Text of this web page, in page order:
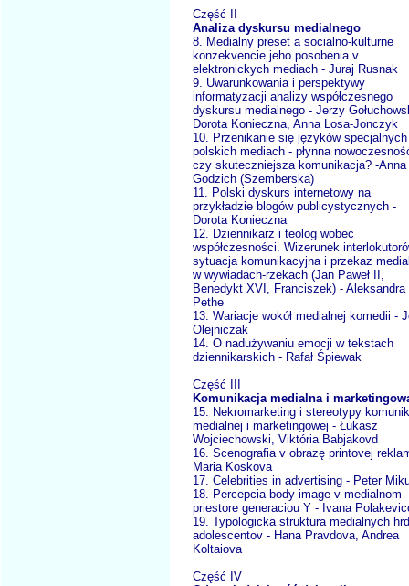
Część II
Analiza dyskursu medialnego
8. Medialny preset a socialno-kulturne
konzekvencie jeho posobenia v
elektronickych mediach - Juraj Rusnak
9. Uwarunkowania i perspektywy
informatyzacji analizy współczesnego
dyskursu medialnego - Jerzy
Dorota Konieczna, Anna Losa-Jonczyk
10. Przenikanie się języków
polskich mediach - płynna
czy skuteczniejsza komunikacja? -Anna
Godzich (Szemberska)
11. Polski dyskurs internetowy na
przykładzie blogów publicystycznych -
Dorota Konieczna
12. Dziennikarz i teolog wobec
współczesności. Wizerunek
sytuacja komunikacyjna i przekaz
w wywiadach-rzekach (Jan Paweł II,
Benedykt XVI, Franciszek) - Aleksandra
Pethe
13. Wariacje wokół medialnej komedii -
Olejniczak
14. O nadużywaniu emocji w tekstach
dziennikarskich - Rafał Śpiewak
Część III
Komunikacja medialna i
15. Nekromarketing i stereotypy
medialnej i marketingowej - Łukasz
Wojciechowski, Viktória Babjakovd
16. Scenografia v obrazę printovej
Maria Koskova
17. Celebrities in advertising - Peter
18. Percepcia body image v medialnom
priestore generaciou Y - Ivana
19. Typologicka struktura medialnych
adolescentov - Hana Pravdova, Andrea
Koltaiova
Część IV